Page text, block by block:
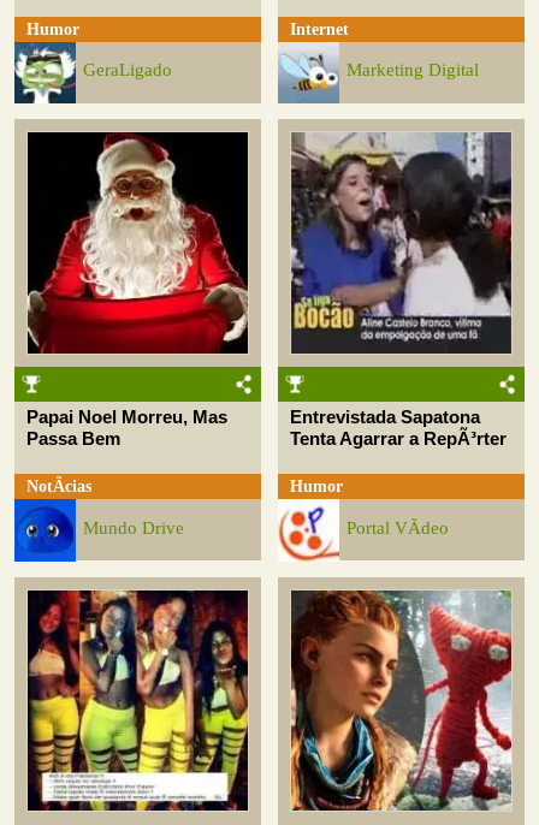
Humor
GeraLigado
Internet
Marketing Digital
Papai Noel Morreu, Mas
Passa Bem
NotÃ­cias
Mundo Drive
Entrevistada Sapatona
Tenta Agarrar a RepÃ³rter
Humor
Portal VÃ­deo